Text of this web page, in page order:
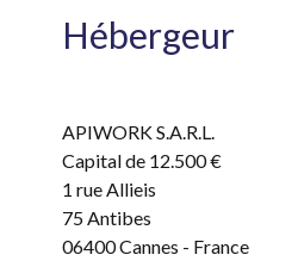
Hébergeur
APIWORK S.A.R.L.
Capital de 12.500 €
1 rue Allieis
75 Antibes
06400 Cannes - France